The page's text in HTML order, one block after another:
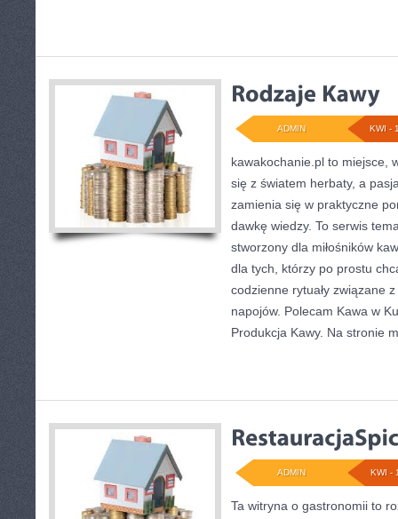
KWI -
ADMIN
kawakochanie.pl to miejsce,
się z światem herbaty, a
zamienia się w praktyczne
dawkę wiedzy. To serwis
stworzony dla miłośników
dla tych, którzy po prostu
codzienne rytuały związane
napojów. Polecam Kawa w
Produkcja Kawy. Na stronie
KWI -
ADMIN
Ta witryna o gastronomii to